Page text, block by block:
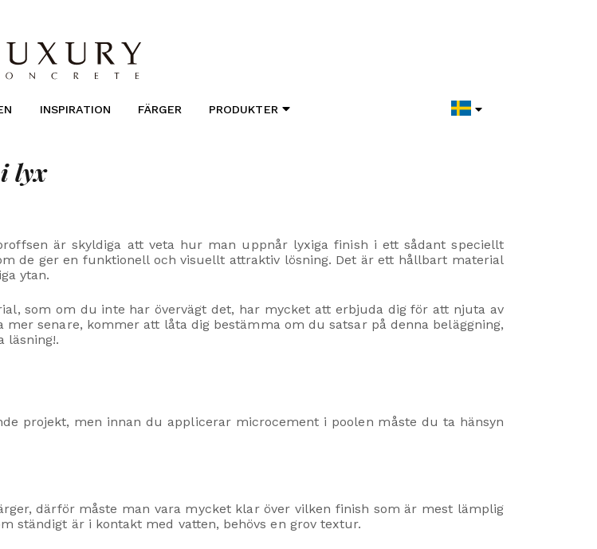
INSPIRATION FÄRGER PRODUKTER
lyx
är skyldiga att veta hur man uppnår lyxiga finish i ett sådant speciellt
de ger en funktionell och visuellt attraktiv lösning. Det är ett hållbart material
ytan.
som om du inte har övervägt det, har mycket att erbjuda dig för att njuta av
senare, kommer att låta dig bestämma om du satsar på denna beläggning,
läsning!.
projekt, men innan du applicerar microcement i poolen måste du ta hänsyn
därför måste man vara mycket klar över vilken finish som är mest lämplig
ständigt är i kontakt med vatten, behövs en grov textur.